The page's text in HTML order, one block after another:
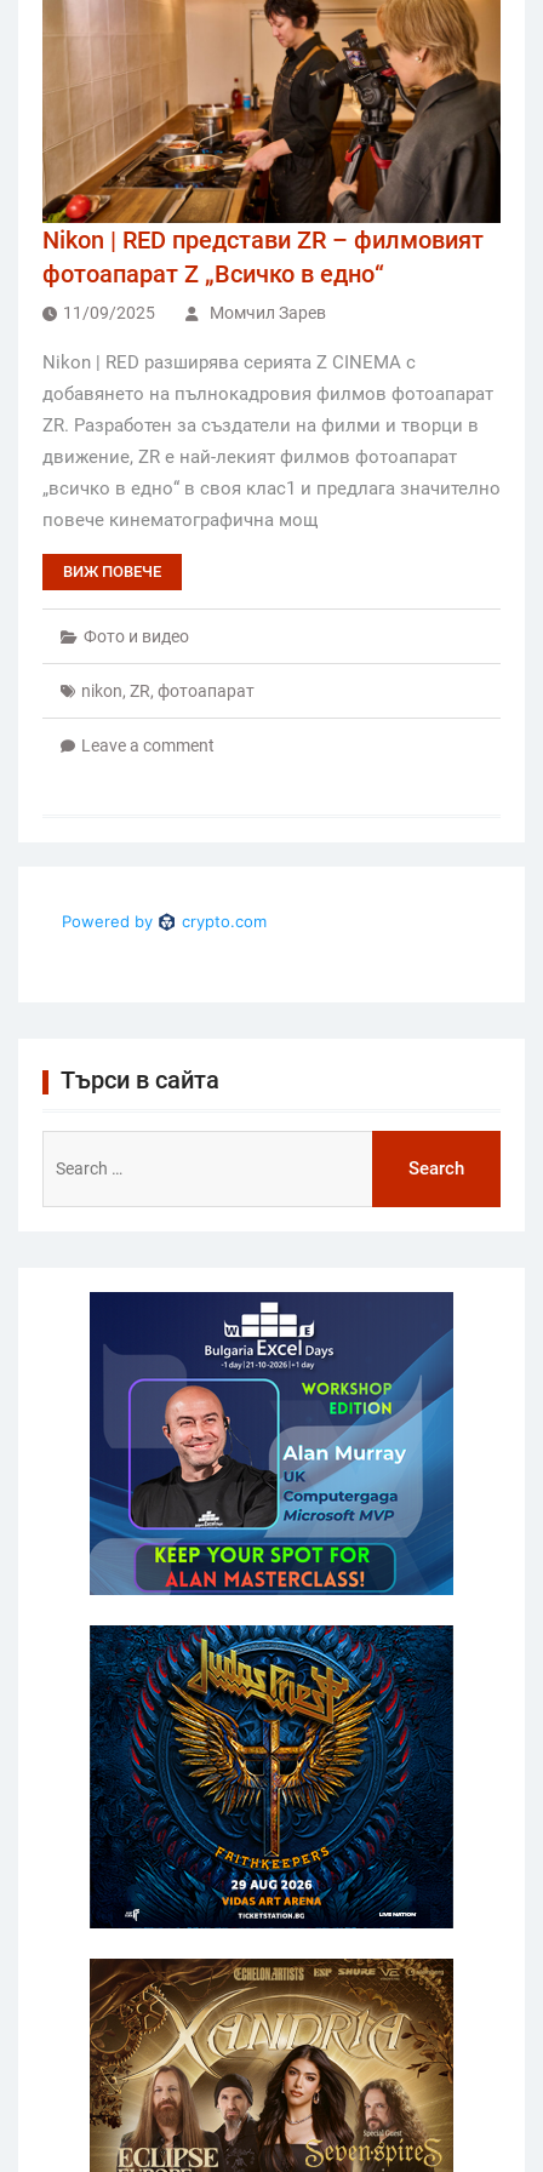
Nikon | RED представи ZR – филмовият
фотоапарат Z „Всичко в едно“
11/09/2025 Момчил Зарев
Nikon | RED разширява серията Z CINEMA с
добавянето на пълнокадровия филмов фотоапарат
ZR. Разработен за създатели на филми и творци в
движение, ZR е най-лекият филмов фотоапарат
„всичко в едно“ в своя клас1 и предлага значително
повече кинематографична мощ
ВИЖ ПОВЕЧЕ
Фото и видео
nikon, ZR, фотоапарат
Leave a comment
Търси в сайта
for: